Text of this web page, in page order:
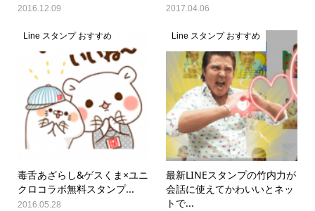
2016.12.09 2017.04.06
Line スタンプ おすすめ
毒舌あざらし&ゲスくま×ユニ
クロコラボ無料スタンプ...
2016.05.28
Line スタンプ おすすめ
最新LINEスタンプの竹内力が
会話に使えてかわいいとネッ
トで...